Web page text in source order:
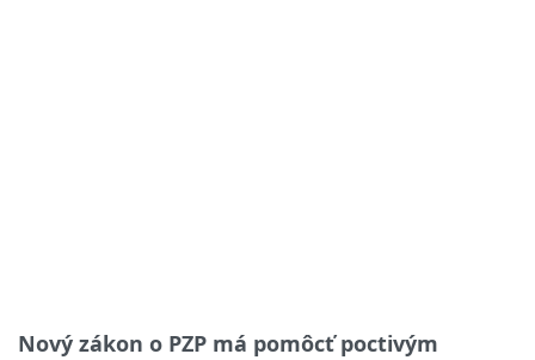
Nový zákon o PZP má pomôcť poctivým